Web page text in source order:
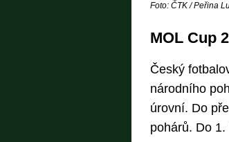
Foto: ČTK / Peřina
MOL Cup
Český
národního
úrovní. Do
pohárů. Do